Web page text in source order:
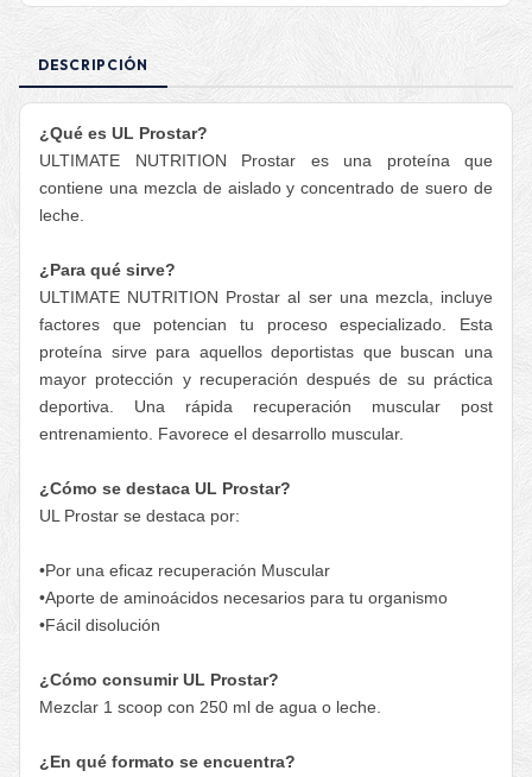
DESCRIPCIÓN
¿Qué es UL Prostar?
ULTIMATE NUTRITION Prostar es una proteína que
contiene una mezcla de aislado y concentrado de suero de
leche.
¿Para qué sirve?
ULTIMATE NUTRITION Prostar al ser una mezcla, incluye
factores que potencian tu proceso especializado. Esta
proteína sirve para aquellos deportistas que buscan una
mayor protección y recuperación después de su práctica
deportiva. Una rápida recuperación muscular post
entrenamiento. Favorece el desarrollo muscular.
¿Cómo se destaca UL Prostar?
UL Prostar se destaca por:
•Por una eficaz recuperación Muscular
•Aporte de aminoácidos necesarios para tu organismo
•Fácil disolución
¿Cómo consumir UL Prostar?
Mezclar 1 scoop con 250 ml de agua o leche.
¿En qué formato se encuentra?